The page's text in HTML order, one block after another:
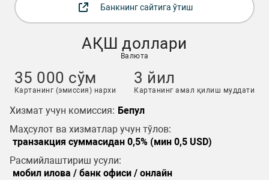
Банкнинг сайтига ўтиш
АҚШ доллари
Валюта
35 000 сўм
Картанинг (эмиссия) нархи
3 йил
Картанинг амал қилиш муддати
Хизмат учун комиссия: Бепул
Маҳсулот ва хизматлар учун тўлов:
транзакция суммасидан 0,5% (мин 0,5 USD)
Расмийлаштириш усули:
мобил илова / банк офиси / онлайн